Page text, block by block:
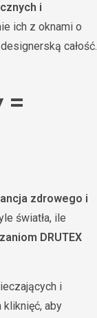
i
ich z oknami o
całość.
=
zdrowego i
światła, ile
DRUTEX
i
aby